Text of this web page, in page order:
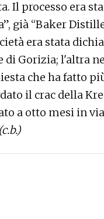
Il processo era
già “Baker
era stata
di Gorizia; l'altra
che ha fatto
il crac della
a otto mesi in
(c.b.)